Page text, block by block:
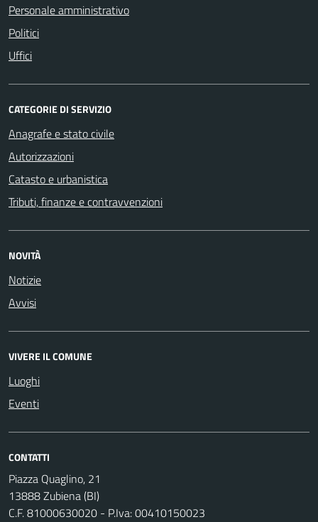
Personale amministrativo
Politici
Uffici
CATEGORIE DI SERVIZIO
Anagrafe e stato civile
Autorizzazioni
Catasto e urbanistica
Tributi, finanze e contravvenzioni
NOVITÀ
Notizie
Avvisi
VIVERE IL COMUNE
Luoghi
Eventi
CONTATTI
Piazza Quaglino, 21
13888 Zubiena (BI)
C.F. 81000630020 - P.Iva: 00410150023